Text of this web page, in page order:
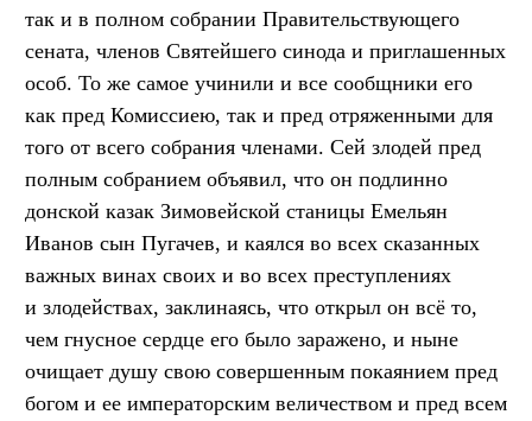
так и в полном собрании Правительствующего
сената, членов Святейшего синода и приглашенных
особ. То же самое учинили и все сообщники его
как пред Комиссиею, так и пред отряженными для
того от всего собрания членами. Сей злодей пред
полным собранием объявил, что он подлинно
донской казак Зимовейской станицы Емельян
Иванов сын Пугачев, и каялся во всех сказанных
важных винах своих и во всех преступлениях
и злодействах, заклинаясь, что открыл он всё то,
чем гнусное сердце его было заражено, и ныне
очищает душу свою совершенным покаянием пред
богом и ее императорским величеством и пред всем